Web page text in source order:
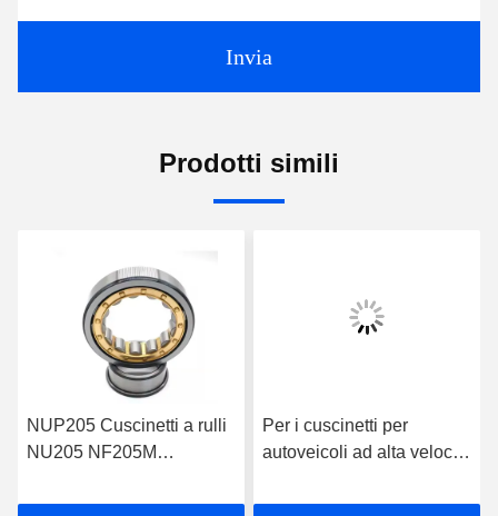
Invia
Prodotti simili
NUP205 Cuscinetti a rulli
NU205 NF205M
NJ205 NUP205
Per i cuscinetti per
autoveicoli ad alta velocità
Cuscinetti a rulli cilindrici